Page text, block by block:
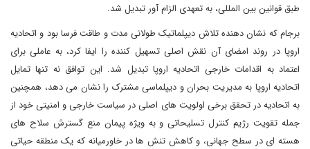
طبق قوانین بین المللی، به تعهدی الزام آور تبدیل شد.
برجام که نشان دهنده تلاش دیپلماتیک طولانی مدت و طاقت فرسا بود و اتحادیه
اروپا در روند امضای آن نقش اصلی تسهیل کننده را ایفا کرد، به عاملی برای
اعتماد به اقدامات خارجی اتحادیه اروپا تبدیل شد. این توافق نه تنها تمایل
اتحادیه اروپا به مدیریت بحران و دیپلماسی مشترک را نشان می دهد، همچنین
به اتحادیه در تحقق برخی اولویت های اصلی در سیاست خارجی و امنیتی خود از
جمله تقویت رژیم کنترل تسلیحاتی و به ویژه پیمان منع گسترش سلاح های
هسته ای در سطح جهانی، و کاهش تنش ها در خاورمیانه که یک منطقه حیاتی